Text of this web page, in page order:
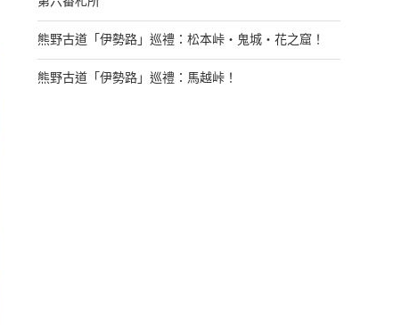
熊野古道「伊勢路」巡禮：松本峠・鬼城・花之窟！
熊野古道「伊勢路」巡禮：馬越峠！